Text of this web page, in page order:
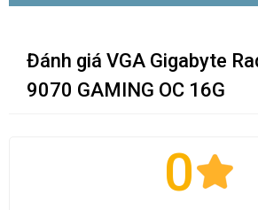
Đánh giá VGA Gigabyte
9070 GAMING OC 16G
0